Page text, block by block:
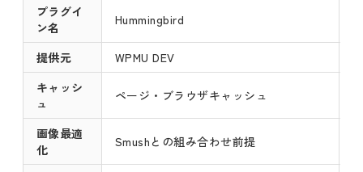
プラグイ
ン名
Hummingbird
提供元
WPMU DEV
キャッシ
ュ
ページ・ブラウザキャッシュ
画像最適
化
Smushとの組み合わせ前提